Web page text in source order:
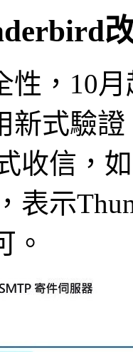
性，10
新式驗
收信，
表示
。